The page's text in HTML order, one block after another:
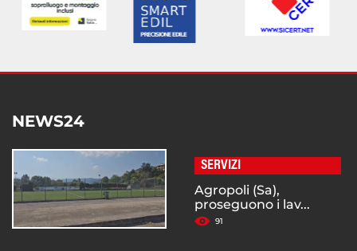
NEWS24
SERVIZI
Agropoli (Sa),
proseguono i lav...
91